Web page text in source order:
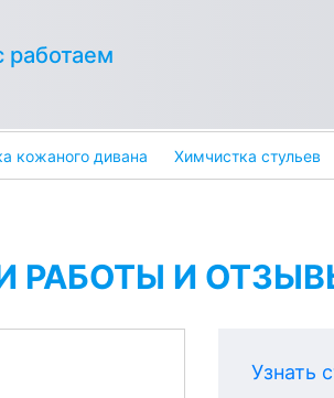
работаем
кожаного дивана Химчистка стульев
РАБОТЫ И
Узнать